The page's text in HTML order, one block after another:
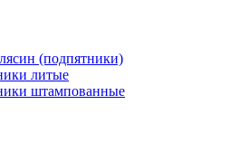
(подпятники)
литые
штампованные